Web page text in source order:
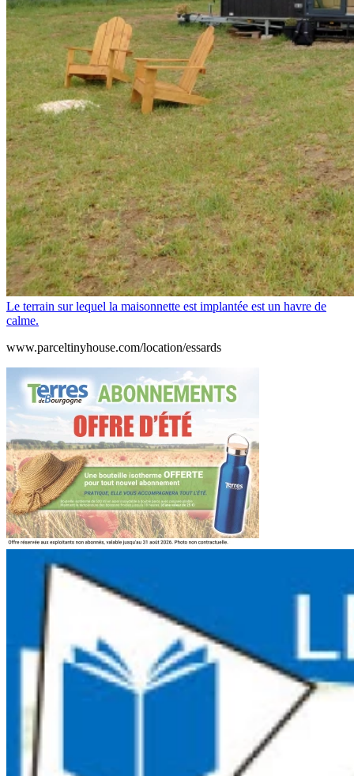
Le terrain sur lequel la maisonnette est implantée est un havre de
calme.
www.parceltinyhouse.com/location/essards